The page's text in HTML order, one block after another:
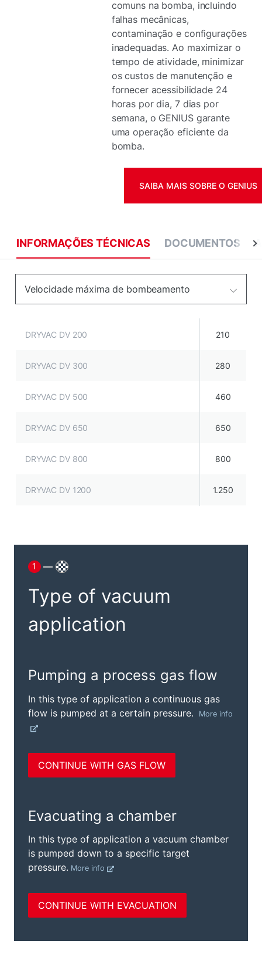
comuns na bomba, incluindo
falhas mecânicas,
contaminação e configurações
inadequadas. Ao maximizar o
tempo de atividade, minimizar
os custos de manutenção e
fornecer acessibilidade 24
horas por dia, 7 dias por
semana, o GENIUS garante
uma operação eficiente da
bomba.
SAIBA MAIS SOBRE O GENIUS
INFORMAÇÕES TÉCNICAS DOCUMENTOS
Velocidade máxima de bombeamento
DRYVAC DV 200 210
DRYVAC DV 300 280
DRYVAC DV 500 460
DRYVAC DV 650 650
DRYVAC DV 800 800
DRYVAC DV 1200 1.250